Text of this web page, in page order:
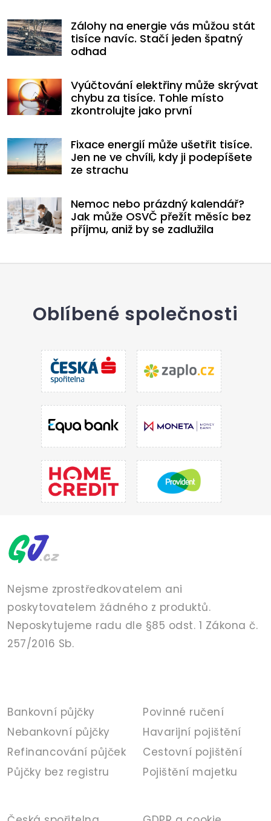
Zálohy na energie vás můžou stát
tisíce navíc. Stačí jeden špatný
odhad
Vyúčtování elektřiny může skrývat
chybu za tisíce. Tohle místo
zkontrolujte jako první
Fixace energií může ušetřit tisíce.
Jen ne ve chvíli, kdy ji podepíšete
ze strachu
Nemoc nebo prázdný kalendář?
Jak může OSVČ přežít měsíc bez
příjmu, aniž by se zadlužila
Oblíbené společnosti
Nejsme zprostředkovatelem ani
poskytovatelem žádného z produktů.
Neposkytujeme radu dle §85 odst. 1 Zákona č.
257/2016 Sb.
Bankovní půjčky
Nebankovní půjčky
Refinancování půjček
Půjčky bez registru
Povinné ručení
Havarijní pojištění
Cestovní pojištění
Pojištění majetku